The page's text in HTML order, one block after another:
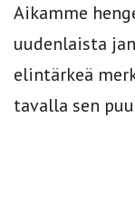
Aikamme
uudenlaista
elintärkeä
tavalla sen